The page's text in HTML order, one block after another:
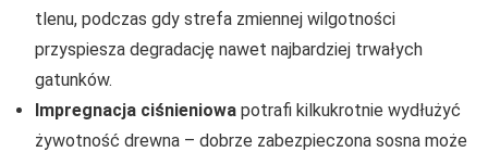
tlenu, podczas gdy strefa zmiennej wilgotności
przyspiesza degradację nawet najbardziej trwałych
gatunków.
Impregnacja ciśnieniowa potrafi kilkukrotnie wydłużyć
żywotność drewna – dobrze zabezpieczona sosna może